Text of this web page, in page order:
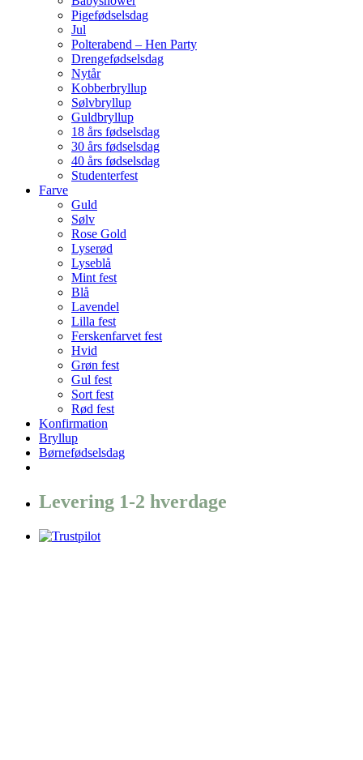
Pigefødselsdag
Jul
Polterabend – Hen Party
Drengefødselsdag
Nytår
Kobberbryllup
Sølvbryllup
Guldbryllup
18 års fødselsdag
30 års fødselsdag
40 års fødselsdag
Studenterfest
Farve
Guld
Sølv
Rose Gold
Lyserød
Lyseblå
Mint fest
Blå
Lavendel
Lilla fest
Ferskenfarvet fest
Hvid
Grøn fest
Gul fest
Sort fest
Rød fest
Konfirmation
Bryllup
Børnefødselsdag
Levering 1-2 hverdage